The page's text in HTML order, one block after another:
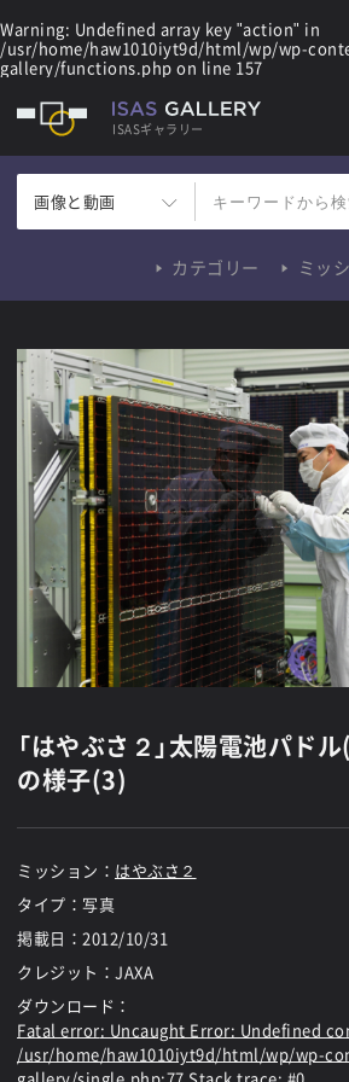
Warning: Undefined array key "action" in
/usr/home/haw1010iyt9d/html/wp/wp-
gallery/functions.php on line 157
ISASギャラリー
画像と動画
カテゴリー ミッ
「はやぶさ２」太陽電池パド
の様子(3)
ミッション： はやぶさ２
タイプ：写真
掲載日： 2012/10/31
クレジット：JAXA
ダウンロード：
Fatal error: Uncaught Error: Undefined
/usr/home/haw1010iyt9d/html/wp/wp-